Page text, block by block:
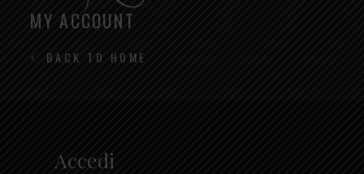
MY ACCOUNT
BACK TO HOME
Accedi